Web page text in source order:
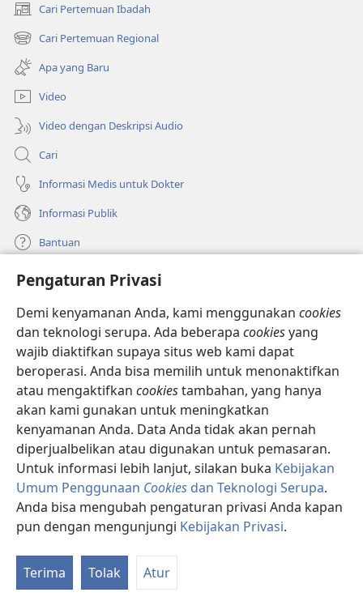
Pengaturan Privasi
Demi kenyamanan Anda, kami menggunakan cookies
dan teknologi serupa. Ada beberapa cookiesyang
wajib diaktifkan supaya situs web kami dapat
beroperasi. Anda bisa memilih untuk menonaktifkan
atau mengaktifkan cookiestambahan, yang hanya
akan kami gunakan untuk meningkatkan
kenyamanan Anda. Data Anda tidak akan pernah
diperjualbelikan atau digunakan untuk pemasaran.
Untuk informasi lebih lanjut, silakan buka Kebijakan
Umum Penggunaan Cookies dan Teknologi Serupa.
Anda bisa mengubah pengaturan privasi Anda kapan
pun dengan mengunjungi Kebijakan Privasi.
Terima Tolak Atur
Cari Pertemuan Ibadah
(terbuka
di
window
baru)
Cari Pertemuan Regional
(terbuka
di
window
baru)
Apa yang Baru
Video
Video dengan Deskripsi Audio
Cari
Informasi Medis untuk Dokter
Informasi Publik
Bantuan
Sumbangan
(terbuka
di
window
baru)
PERPUSTAKAAN ONLINE Menara Pengawal
(terbuka
di
window
®
(terbuka
di
window
baru)
JW Library ®
Watchtower Library
Copyright
© 2026 Watch Tower Bible and Tract Society of Pennsylvania.
SYARAT PENGGUNAAN|KEBIJAKAN PRIVASI| PENGATURAN PRIVASI